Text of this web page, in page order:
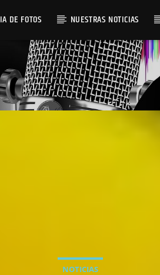
DE FOTOS NUESTRAS NOTICIAS
NOTICIAS